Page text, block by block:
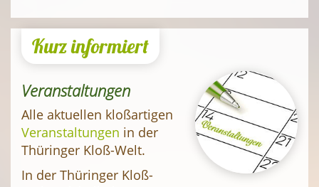
Kurz informiert
Veranstaltungen
Alle aktuellen kloßartigen
Veranstaltungen in der
Thüringer Kloß-Welt.
In der Thüringer Kloß-